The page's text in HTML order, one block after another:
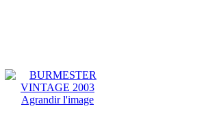
Agrandir l'image